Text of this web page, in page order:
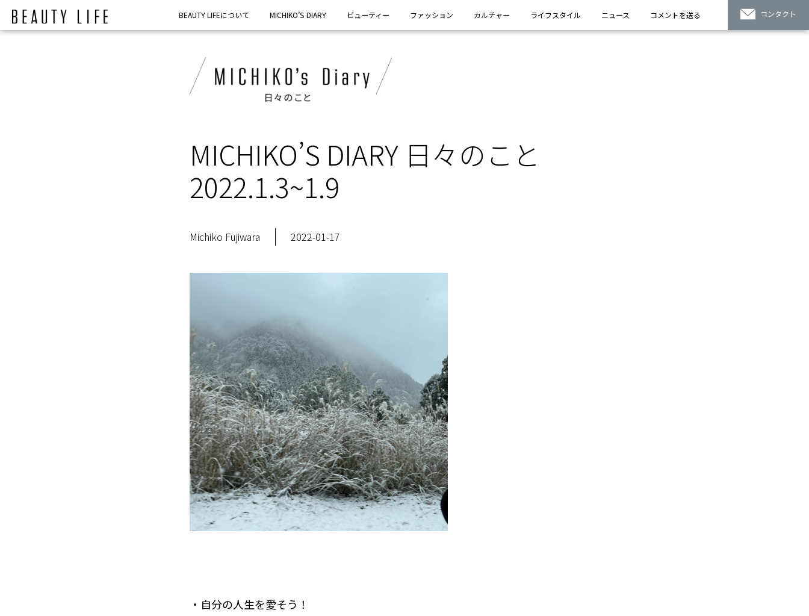
BEAUTY LIFEについて MICHIKO’S DIARY ビューティー ファッション カルチャー ライフスタイル ニュース コメントを送る コンタクト
MICHIKO’S DIARY 日々のこと
2022.1.3~1.9
Michiko Fujiwara 2022-01-17
・自分の人生を愛そう！